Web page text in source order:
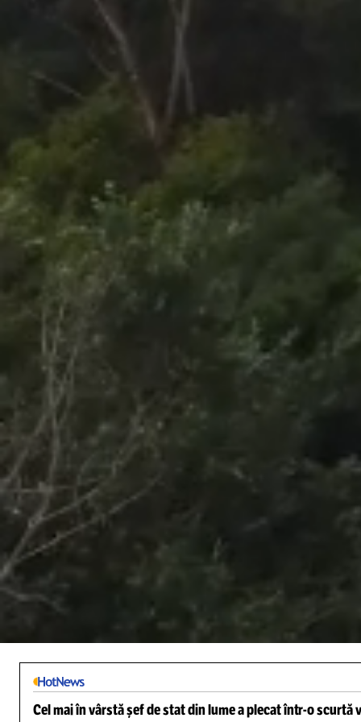
Cel mai în vârstă șef de stat din lume a plecat într-o scurtă